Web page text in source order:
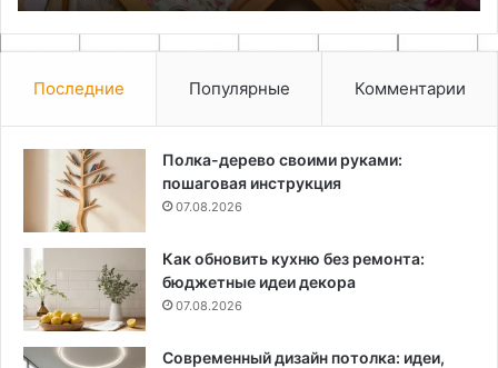
Последние Популярные Комментарии
Полка-дерево своими руками:
пошаговая инструкция
07.08.2026
Как обновить кухню без ремонта:
бюджетные идеи декора
07.08.2026
Современный дизайн потолка: идеи,